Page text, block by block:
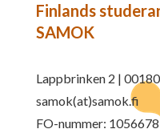
Finlands
SAMOK
Lappbrinken 2 |
samok(at)samok.fi
FO-nummer: